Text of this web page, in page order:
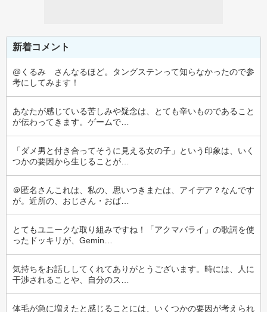
新着コメント
@くるみ　さんなるほど。タングステンって知らなかったので参
考にしてみます！
あなたが感じている苦しみや疑念は、とても辛いものであること
が伝わってきます。ゲームで…
「ダメ男と付き合ってそうに見える女の子」という印象は、いく
つかの要因から生じることが…
＠匿名さんこれは、私の、思いつきまたは、アイデア？なんです
が。近所の、おじさん・おば…
とてもユニークな取り組みですね！「アクマバライ」の歌詞を使
ったドッキリが、Gemin…
気持ちをお話ししてくれてありがとうございます。時には、人に
干渉されることや、自分のス…
体毛が急に増えたと感じることには、いくつかの要因が考えられ